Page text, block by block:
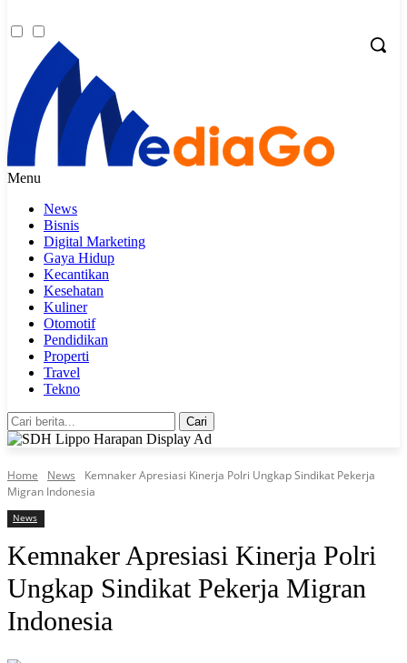
Menu
News
Bisnis
Digital Marketing
Gaya Hidup
Kecantikan
Kesehatan
Kuliner
Otomotif
Pendidikan
Properti
Travel
Tekno
Cari
Home News
Kemnaker Apresiasi Kinerja Polri Ungkap Sindikat Pekerja
Migran Indonesia
News
Kemnaker Apresiasi Kinerja Polri
Ungkap Sindikat Pekerja Migran
Indonesia